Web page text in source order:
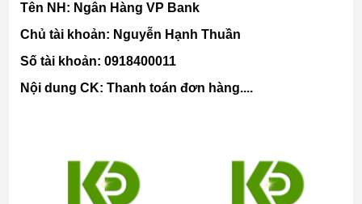
Tên NH: Ngân Hàng VP Bank
Chủ tài khoản: Nguyễn Hạnh Thuần
Số tài khoản: 0918400011
Nội dung CK: Thanh toán đơn hàng....